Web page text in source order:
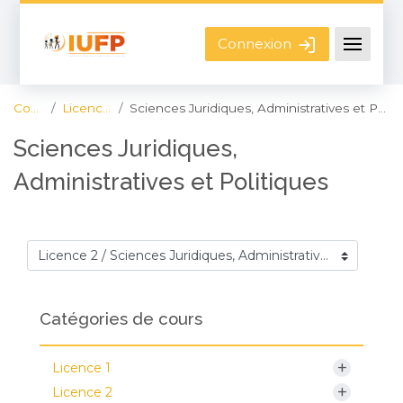
Connexion
Licence 2
Sciences Juridiques,
Administratives et Politiques
Catégories de cours
Catégories de cours
Licence 1 +
Licence 2 +